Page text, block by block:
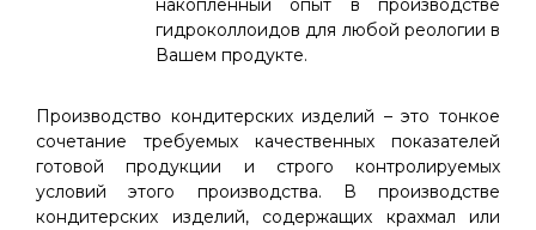
накопленный опыт в производстве
гидроколлоидов для любой реологии в
Вашем продукте.
Производство кондитерских изделий – это тонкое
сочетание требуемых качественных показателей
готовой продукции и строго контролируемых
условий этого производства. В производстве
кондитерских изделий, содержащих крахмал или